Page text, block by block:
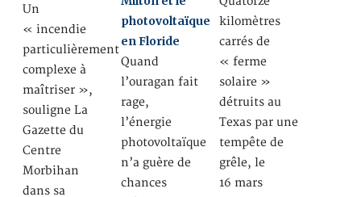
Un
« incendie
particulièrement
complexe à
maîtriser »,
souligne La
Gazette du
Centre
Morbihan
dans sa
photovoltaïque
en Floride
Quand
l’ouragan fait
rage,
l’énergie
photovoltaïque
n’a guère de
chances
kilomètres
carrés de
« ferme
solaire »
détruits au
Texas par une
tempête de
grêle, le
16 mars